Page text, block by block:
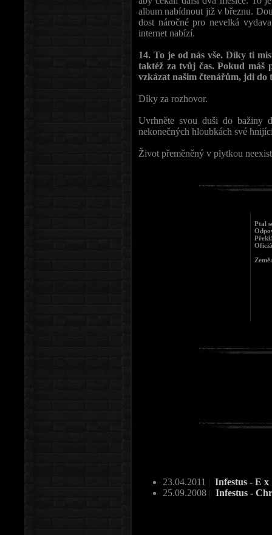
album nabídnout již v březnu.
dost náročné pro nevelká
internet nabízí.
14. To je od nás vše. Díky ti
taktéž za tvůj čas. Pokud máš
vzkázat našim čtenářům, jdi do
Díky za rozhovor.
Uvrhněte svou duši do bažiny
nekonečných hloubkách své
Život přeměněný v plytkou
Ptal
Země:
23.04.2011 | Infestus - E
25.09.2008 | Infestus -